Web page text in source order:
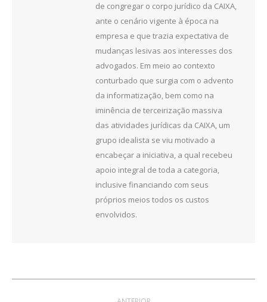
de congregar o corpo jurídico da CAIXA,
ante o cenário vigente à época na
empresa e que trazia expectativa de
mudanças lesivas aos interesses dos
advogados. Em meio ao contexto
conturbado que surgia com o advento
da informatização, bem como na
iminência de terceirização massiva
das atividades jurídicas da CAIXA, um
grupo idealista se viu motivado a
encabeçar a iniciativa, a qual recebeu
apoio integral de toda a categoria,
inclusive financiando com seus
próprios meios todos os custos
envolvidos.